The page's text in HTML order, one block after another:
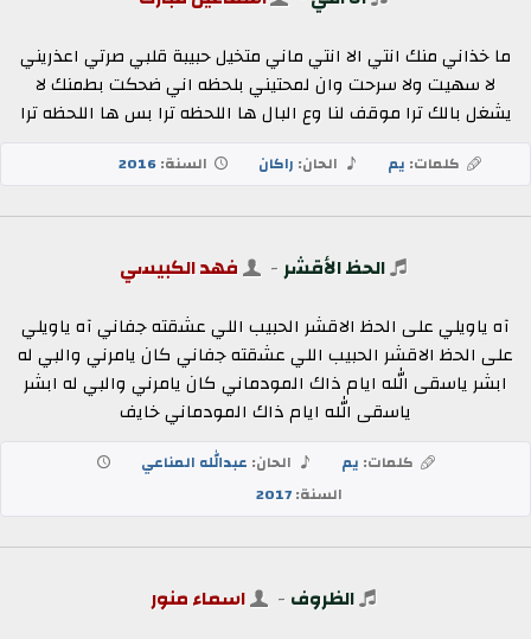
ما خذاني منك انتي الا انتي ماني متخيل حبيبة قلبي صرتي اعذريني
لا سهيت ولا سرحت وان لمحتيني بلحظه اني ضحكت بطمنك لا
يشغل بالك ترا موقف لنا وع البال ها اللحظه ترا بس ها اللحظه ترا
كلمات: يم الحان: راكان السنة:2016
الحظ الأقشر- فهد الكبيسي
آه ياويلي على الحظ الاقشر الحبيب اللي عشقته جفاني آه ياويلي
على الحظ الاقشر الحبيب اللي عشقته جفاني كان يامرني والبي له
ابشر ياسقى الله ايام ذاك المودماني كان يامرني والبي له ابشر
ياسقى الله ايام ذاك المودماني خايف
كلمات: يم الحان: عبدالله المناعي
السنة:2017
الظروف - اسماء منور